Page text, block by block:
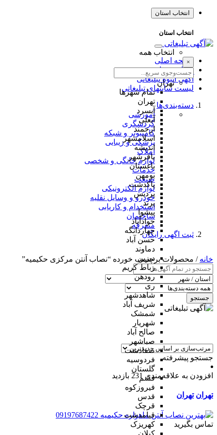
انتخاب استان
انتخاب استان
انتخاب همه
×
تهران
تمام شهر‌ها
تهران
آبسرد
آبعلی
ارجمند
اسلامشهر
اندیشه
باقرشهر
باغستان
بومهن
پاکدشت
پردیس
پرند
پیشوا
جوادآباد
چهاردانگه
حسن آباد
دماوند
دیزین
رباط کریم
رودهن
ری
شاهدشهر
شریف آباد
شمشک
شهریار
صالح آباد
صباشهر
صفادشت
فردوسیه
گلستان
فشم
فیروزکوه
قدس
قرچک
قیامدشت
کهریزک
صفحه اصلی
طراحی سایت
آگهی انبوه تبلیغاتی
لیست سایتهای تبلیغاتی
دسته‌بندی‌ها
آموزشی
گردشگری
کامپیوتر و شبکه
پزشکی و زیبایی
املاک
لوازم خانگی و شخصی
خدمات
صنعت
لوازم الکترونیکی
خودرو و وسایل نقلیه
استخدام و کاریابی
ساختمان
متفرقه
ثبت اگهی رایگان
خانه / محصولات برچسب خورده “نصاب آنتن مرکزی حکیمیه”
جستجو
جستجو پیشرفته
افزودن به علاقه‌مندی 231 بازدید
تهران تهران
تماس بگیرید